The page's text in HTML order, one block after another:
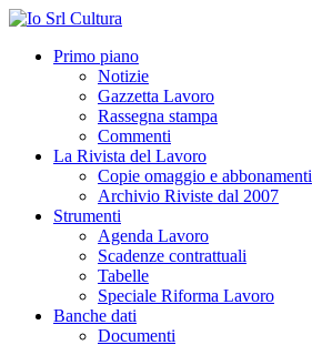
Primo piano
Notizie
Gazzetta Lavoro
Rassegna stampa
Commenti
La Rivista del Lavoro
Copie omaggio e abbonamenti
Archivio Riviste dal 2007
Strumenti
Agenda Lavoro
Scadenze contrattuali
Tabelle
Speciale Riforma Lavoro
Banche dati
Documenti